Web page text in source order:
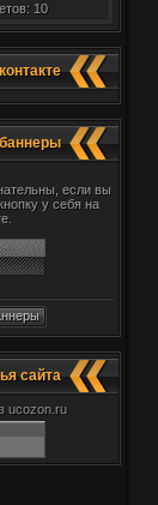
10
если вы
у себя на
сайта